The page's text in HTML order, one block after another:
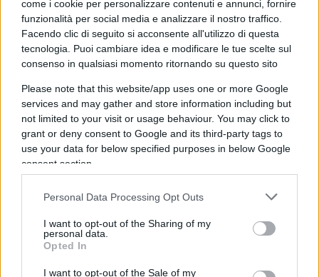
come i cookie per personalizzare contenuti e annunci, fornire
funzionalità per social media e analizzare il nostro traffico.
Facendo clic di seguito si acconsente all'utilizzo di questa
tecnologia. Puoi cambiare idea e modificare le tue scelte sul
consenso in qualsiasi momento ritornando su questo sito
Please note that this website/app uses one or more Google
services and may gather and store information including but
not limited to your visit or usage behaviour. You may click to
grant or deny consent to Google and its third-party tags to
use your data for below specified purposes in below Google
consent section.
Personal Data Processing Opt Outs
I want to opt-out of the Sharing of my
personal data.
Opted In
I want to opt-out of the Sale of my
cosa ne resta, di fronte all’offensiva mediatico-
giudiziaria apertamente sostenuta dai partiti di
governo. Guardate il resto d’Europa: trovate forse
il caso di un leader dell’opposizione trattato come
Salvini? Non mi risulta che Johnson, Macron e
Merkel ambiscano all’eliminazione per via
giudiziaria dei loro rivali politici. Il garantismo non
è un inutile orpello finalizzato a coprire le
eventuali malefatte dei politici: è la base su sui si
uguali di fronte alla legge e nessuno deve essere
considerato colpevole prima dell’ultimo grado di
giudizio.